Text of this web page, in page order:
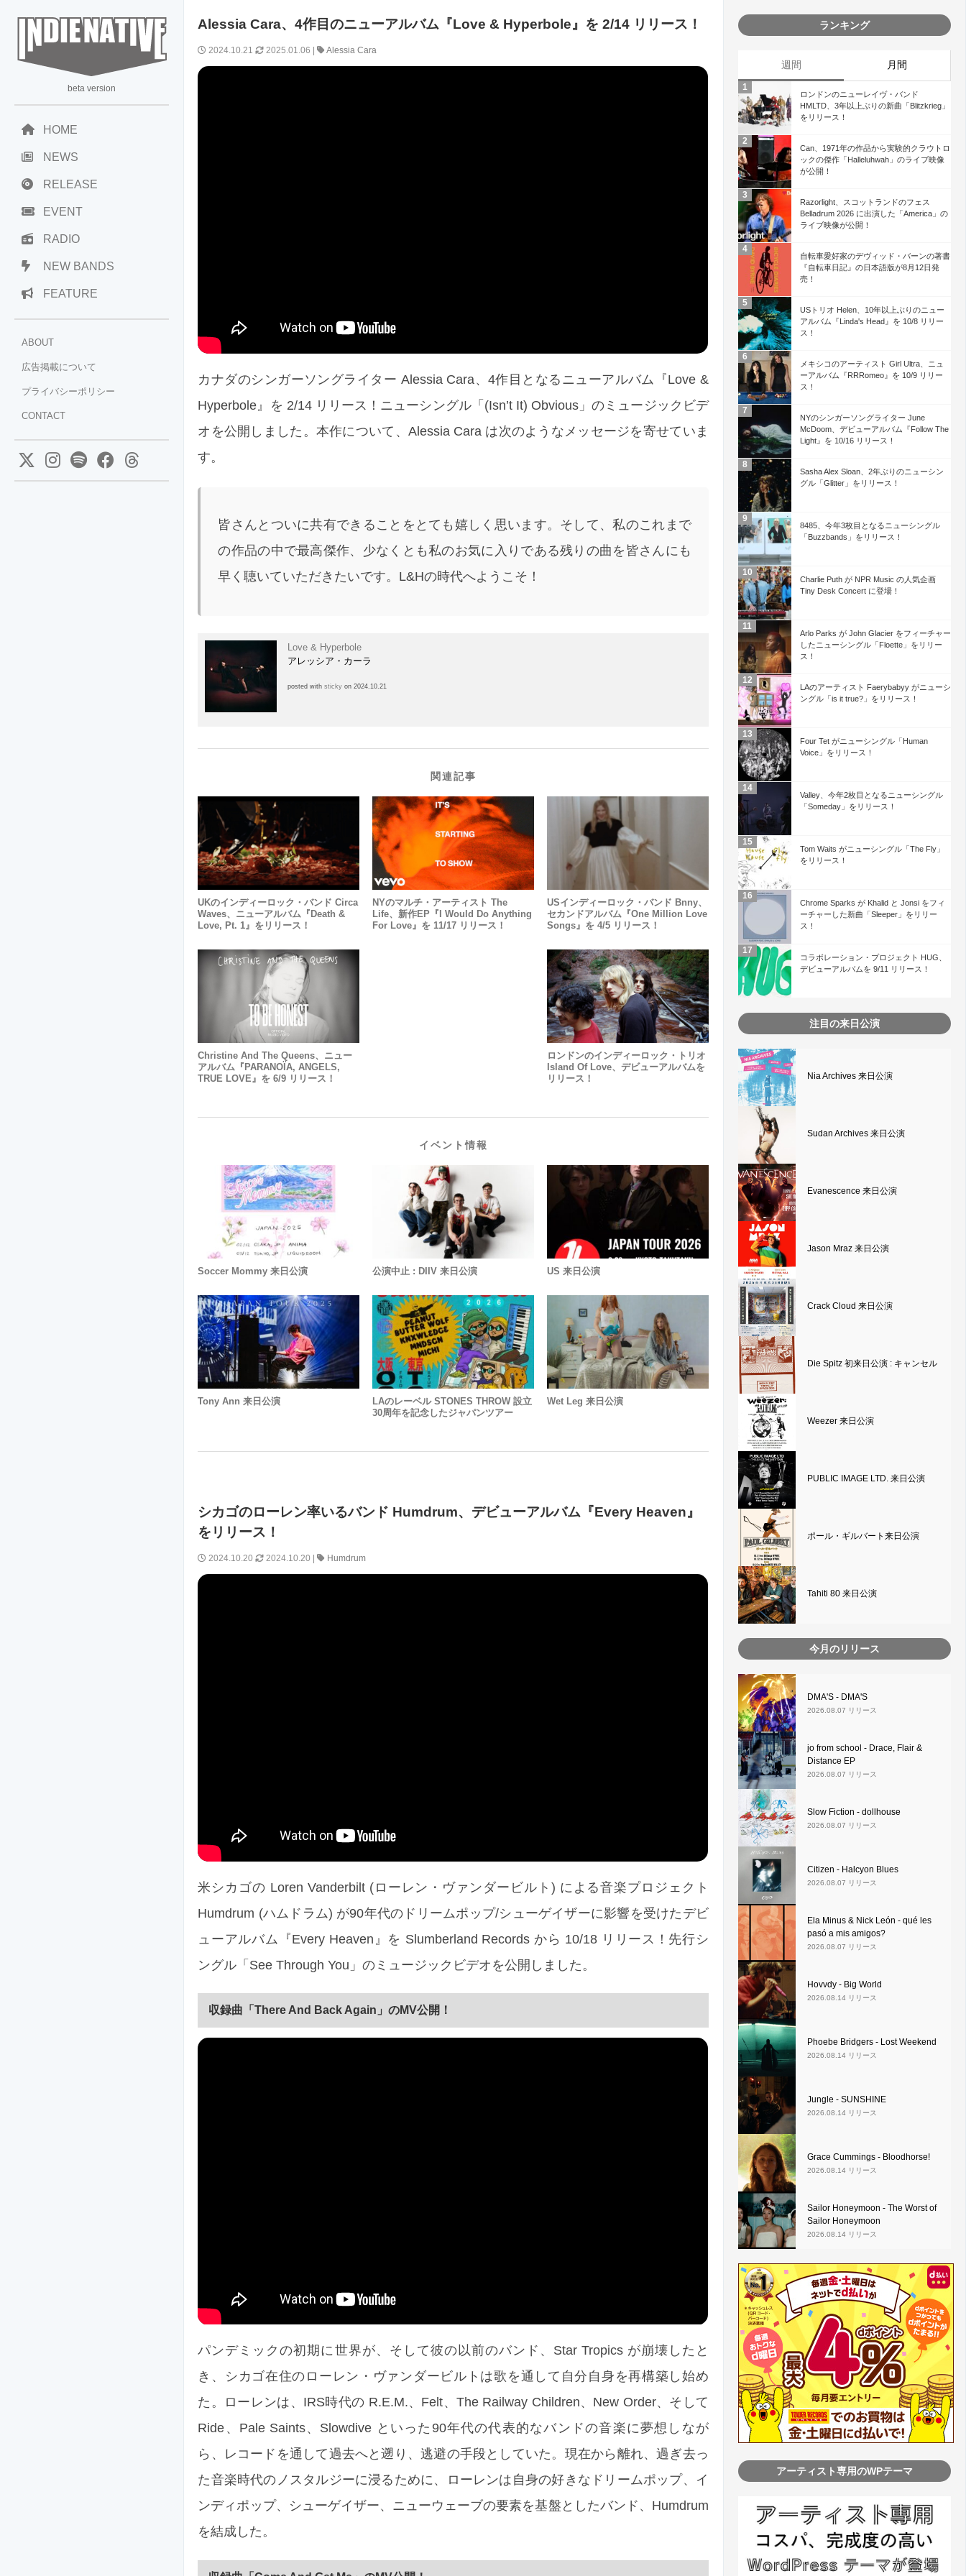
beta version
HOME
NEWS
RELEASE
EVENT
RADIO
NEW BANDS
FEATURE
ABOUT
広告掲載について
プライバシーポリシー
CONTACT
Alessia Cara、4作目のニューアルバム『Love & Hyperbole』を 2/14 リリース！
2024.10.21 2025.01.06 | Alessia Cara
カナダのシンガーソングライター Alessia Cara、4作目となるニューアルバム『Love &
Hyperbole』を 2/14 リリース！ニューシングル「(Isn’t It) Obvious」のミュージックビデ
オを公開しました。本作について、Alessia Cara は次のようなメッセージを寄せていま
す。
皆さんとついに共有できることをとても嬉しく思います。そして、私のこれまで
の作品の中で最高傑作、少なくとも私のお気に入りである残りの曲を皆さんにも
早く聴いていただきたいです。L&Hの時代へようこそ！
Love & Hyperbole
アレッシア・カーラ
posted withsticky on 2024.10.21
関連記事
UKのインディーロック・バンド Circa
Waves、ニューアルバム『Death &
Love, Pt. 1』をリリース！
NYのマルチ・アーティスト The
Life、新作EP『I Would Do Anything
For Love』を 11/17 リリース！
USインディーロック・バンド Bnny、
セカンドアルバム『One Million Love
Songs』を 4/5 リリース！
Christine And The Queens、ニュー
アルバム『PARANOÏA, ANGELS,
TRUE LOVE』を 6/9 リリース！
ロンドンのインディーロック・トリオ
Island Of Love、デビューアルバムを
リリース！
イベント情報
Soccer Mommy 来日公演 公演中止 : DIIV 来日公演 US 来日公演
Tony Ann 来日公演
LAのレーベル STONES THROW 設立
30周年を記念したジャパンツアー
Wet Leg 来日公演
シカゴのローレン率いるバンド Humdrum、デビューアルバム『Every Heaven』
をリリース！
2024.10.20 2024.10.20 | Humdrum
米シカゴの Loren Vanderbilt (ローレン・ヴァンダービルト) による音楽プロジェクト
Humdrum (ハムドラム) が90年代のドリームポップ/シューゲイザーに影響を受けたデビ
ューアルバム『Every Heaven』を Slumberland Records から 10/18 リリース！先行シ
ングル「See Through You」のミュージックビデオを公開しました。
収録曲「There And Back Again」のMV公開！
パンデミックの初期に世界が、そして彼の以前のバンド、Star Tropics が崩壊したと
き、シカゴ在住のローレン・ヴァンダービルトは歌を通して自分自身を再構築し始め
た。ローレンは、IRS時代の R.E.M.、Felt、The Railway Children、New Order、そして
Ride、Pale Saints、Slowdive といった90年代の代表的なバンドの音楽に夢想しなが
ら、レコードを通して過去へと遡り、逃避の手段としていた。現在から離れ、過ぎ去っ
た音楽時代のノスタルジーに浸るために、ローレンは自身の好きなドリームポップ、イ
ンディポップ、シューゲイザー、ニューウェーブの要素を基盤としたバンド、Humdrum
を結成した。
ランキング
週間 月間
ロンドンのニューレイヴ・バンド
HMLTD、3年以上ぶりの新曲「Blitzkrieg」
をリリース！
Can、1971年の作品から実験的クラウトロ
ックの傑作「Halleluhwah」のライブ映像
が公開！
Razorlight、スコットランドのフェス
Belladrum 2026 に出演した「America」の
ライブ映像が公開！
自転車愛好家のデヴィッド・バーンの著書
『自転車日記』の日本語版が8月12日発
売！
USトリオ Helen、10年以上ぶりのニュー
アルバム『Linda's Head』を 10/8 リリー
ス！
メキシコのアーティスト Girl Ultra、ニュ
ーアルバム『RRRomeo』を 10/9 リリー
ス！
NYのシンガーソングライター June
McDoom、デビューアルバム『Follow The
Light』を 10/16 リリース！
Sasha Alex Sloan、2年ぶりのニューシン
グル「Glitter」をリリース！
8485、今年3枚目となるニューシングル
「Buzzbands」をリリース！
Charlie Puth が NPR Music の人気企画
Tiny Desk Concert に登場！
Arlo Parks が John Glacier をフィーチャー
したニューシングル「Floette」をリリー
ス！
LAのアーティスト Faerybabyy がニューシ
ングル「is it true?」をリリース！
Four Tet がニューシングル「Human
Voice」をリリース！
Valley、今年2枚目となるニューシングル
「Someday」をリリース！
Tom Waits がニューシングル「The Fly」
をリリース！
Chrome Sparks が Khalid と Jonsi をフィ
ーチャーした新曲「Sleeper」をリリー
ス！
コラボレーション・プロジェクト HUG、
デビューアルバムを 9/11 リリース！
注目の来日公演
Nia Archives 来日公演
Sudan Archives 来日公演
Evanescence 来日公演
Jason Mraz 来日公演
Crack Cloud 来日公演
Die Spitz 初来日公演 : キャンセル
Weezer 来日公演
PUBLIC IMAGE LTD. 来日公演
ポール・ギルバート来日公演
Tahiti 80 来日公演
今月のリリース
DMA'S - DMA'S
2026.08.07 リリース
jo from school - Drace, Flair &
Distance EP
2026.08.07 リリース
Slow Fiction - dollhouse
2026.08.07 リリース
Citizen - Halcyon Blues
2026.08.07 リリース
Ela Minus & Nick León - qué les
pasó a mis amigos?
2026.08.07 リリース
Hovvdy - Big World
2026.08.14 リリース
Phoebe Bridgers - Lost Weekend
2026.08.14 リリース
Jungle - SUNSHINE
2026.08.14 リリース
Grace Cummings - Bloodhorse!
2026.08.14 リリース
Sailor Honeymoon - The Worst of
Sailor Honeymoon
2026.08.14 リリース
アーティスト専用のWPテーマ